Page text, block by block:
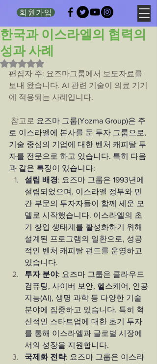
회원가입
한국과 이스라엘의 협력의
성과 사례
별점 5점 중 NaN점을 주었습니다.
편집자 주: 요즈마그룹에서 보도자료를
보내 왔습니다. AI 관련 기술이 의료 기기
에 적용되는 사례입니다.
참고로 요즈마 그룹(Yozma Group)은 주
로 이스라엘에 본사를 둔 투자 그룹으로,
기술 중심의 기업에 대한 벤처 캐피탈 투
자를 전문으로 하고 있습니다. 특히 다음
과 같은 특징이 있습니다:
설립 배경: 요즈마 그룹은 1993년에
설립되었으며, 이스라엘 정부와 민
간 부문의 투자자들이 함께 세운 모
델로 시작했습니다. 이스라엘의 초
기 창업 생태계를 활성화하기 위해
설계된 프로그램의 일환으로, 성공
적인 벤처 캐피탈 펀드를 운영하고
있습니다.
투자 분야: 요즈마 그룹은 클라우드
컴퓨팅, 사이버 보안, 헬스케어, 인공
지능(AI), 생명 과학 등 다양한 기술
분야에 집중하고 있습니다. 특히 혁
신적인 스타트업에 대한 초기 투자
를 통해 이스라엘과 글로벌 시장에
서의 성장을 지원합니다.
국제화 전략: 요즈마 그룹은 이스라